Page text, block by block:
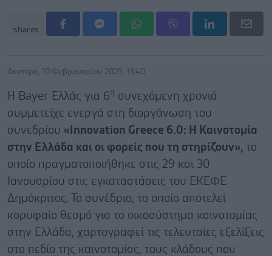
shares
Δευτέρα, 10 Φεβρουαρίου 2025, 13:40
Η Bayer Ελλάς για 6η συνεχόμενη χρονιά
συμμετείχε ενεργά στη διοργάνωση του
συνεδρίου «Innovation Greece 6.0: Η Καινοτομία
στην Ελλάδα και οι φορείς που τη στηρίζουν», το
οποίο πραγματοποιήθηκε στις 29 και 30
Ιανουαρίου στις εγκαταστάσεις του ΕΚΕΦΕ
Δημόκριτος. Το συνέδριο, το οποίο αποτελεί
κορυφαίο θεσμό για το οικοσύστημα καινοτομίας
στην Ελλάδα, χαρτογραφεί τις τελευταίες εξελίξεις
στο πεδίο της καινοτομίας, τους κλάδους που